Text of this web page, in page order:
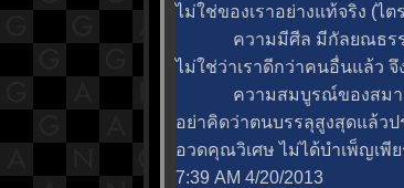
ไม่ใช่ของเราอย่างแท้จริง (ไ
ความมีศีล มีกัลยณธรรม
ไม่ใช่ว่าเราดีกว่าคนอื่นแล้ว
ความสมบูรณ์ของสมาธิ
อย่าคิดว่าตนบรรลุสูงสุดแล้ว
อวดคุณวิเศษ ไม่ได้บำเพ็ญเพี
7:39 AM 4/20/2013